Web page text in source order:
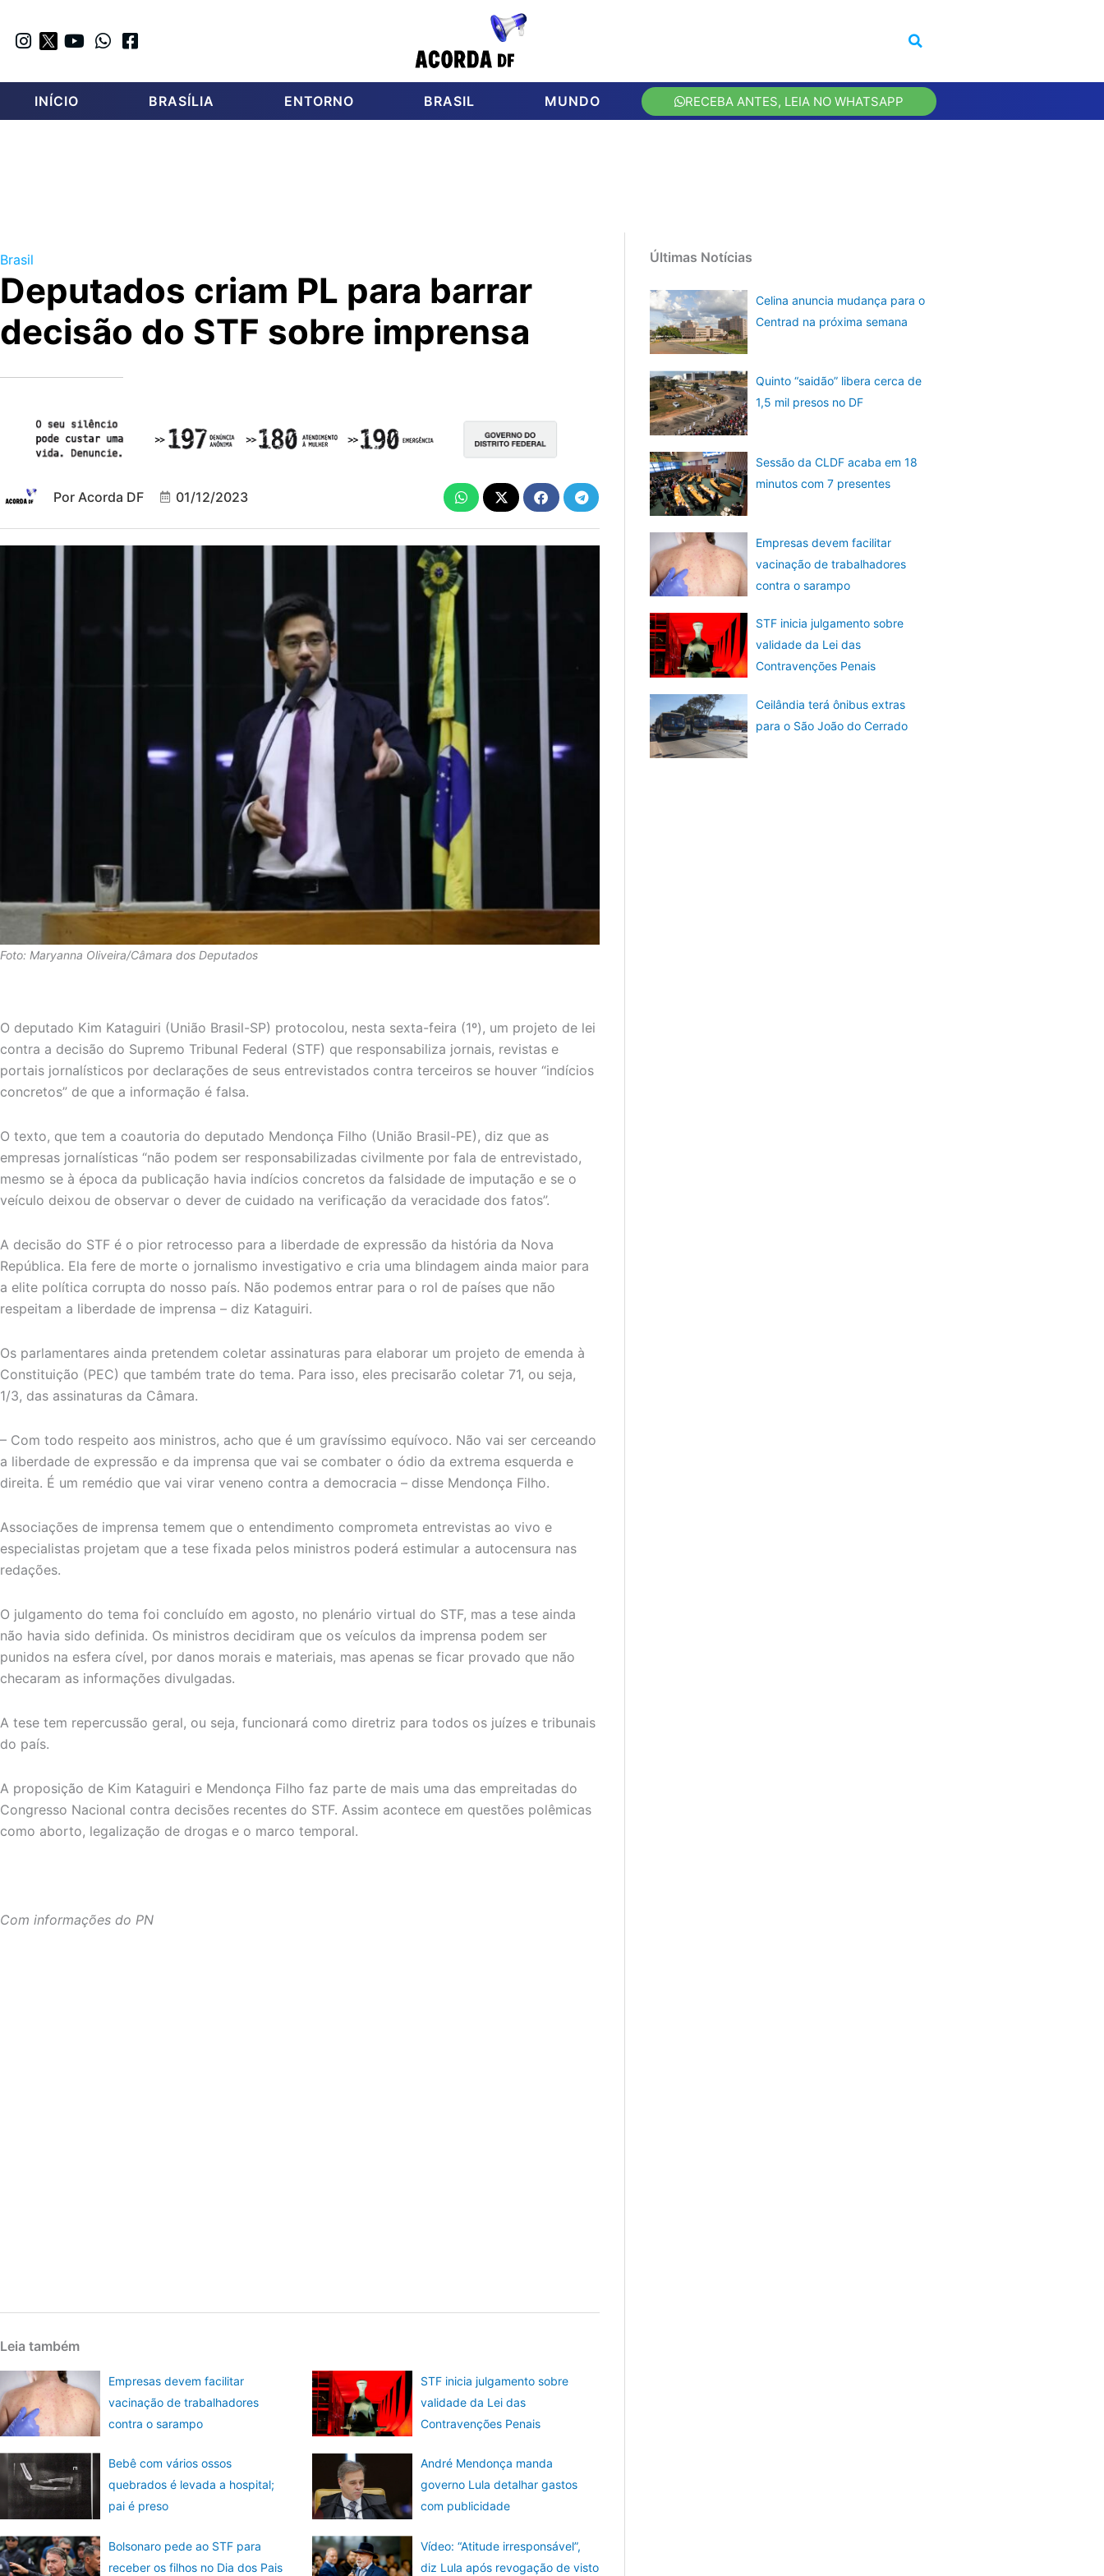
INÍCIO BRASÍLIA ENTORNO BRASIL MUNDO RECEBA ANTES, LEIA NO WHATSAPP
Brasil
Deputados criam PL para barrar
decisão do STF sobre imprensa
Por Acorda DF 01/12/2023
Foto: Maryanna Oliveira/Câmara dos Deputados
O deputado Kim Kataguiri (União Brasil-SP) protocolou, nesta sexta-feira (1º), um projeto de lei
contra a decisão do Supremo Tribunal Federal (STF) que responsabiliza jornais, revistas e
portais jornalísticos por declarações de seus entrevistados contra terceiros se houver “indícios
concretos” de que a informação é falsa.
O texto, que tem a coautoria do deputado Mendonça Filho (União Brasil-PE), diz que as
empresas jornalísticas “não podem ser responsabilizadas civilmente por fala de entrevistado,
mesmo se à época da publicação havia indícios concretos da falsidade de imputação e se o
veículo deixou de observar o dever de cuidado na verificação da veracidade dos fatos”.
A decisão do STF é o pior retrocesso para a liberdade de expressão da história da Nova
República. Ela fere de morte o jornalismo investigativo e cria uma blindagem ainda maior para
a elite política corrupta do nosso país. Não podemos entrar para o rol de países que não
respeitam a liberdade de imprensa – diz Kataguiri.
Os parlamentares ainda pretendem coletar assinaturas para elaborar um projeto de emenda à
Constituição (PEC) que também trate do tema. Para isso, eles precisarão coletar 71, ou seja,
1/3, das assinaturas da Câmara.
– Com todo respeito aos ministros, acho que é um gravíssimo equívoco. Não vai ser cerceando
a liberdade de expressão e da imprensa que vai se combater o ódio da extrema esquerda e
direita. É um remédio que vai virar veneno contra a democracia – disse Mendonça Filho.
Associações de imprensa temem que o entendimento comprometa entrevistas ao vivo e
especialistas projetam que a tese fixada pelos ministros poderá estimular a autocensura nas
redações.
O julgamento do tema foi concluído em agosto, no plenário virtual do STF, mas a tese ainda
não havia sido definida. Os ministros decidiram que os veículos da imprensa podem ser
punidos na esfera cível, por danos morais e materiais, mas apenas se ficar provado que não
checaram as informações divulgadas.
A tese tem repercussão geral, ou seja, funcionará como diretriz para todos os juízes e tribunais
do país.
A proposição de Kim Kataguiri e Mendonça Filho faz parte de mais uma das empreitadas do
Congresso Nacional contra decisões recentes do STF. Assim acontece em questões polêmicas
como aborto, legalização de drogas e o marco temporal.
Com informações do PN
Leia também
Empresas devem facilitar
vacinação de trabalhadores
contra o sarampo
STF inicia julgamento sobre
validade da Lei das
Contravenções Penais
Bebê com vários ossos
quebrados é levada a hospital;
pai é preso
André Mendonça manda
governo Lula detalhar gastos
com publicidade
Bolsonaro pede ao STF para
receber os filhos no Dia dos Pais
Vídeo: “Atitude irresponsável”,
diz Lula após revogação de visto
Últimas Notícias
Celina anuncia mudança para o
Centrad na próxima semana
Quinto “saidão” libera cerca de
1,5 mil presos no DF
Sessão da CLDF acaba em 18
minutos com 7 presentes
Empresas devem facilitar
vacinação de trabalhadores
contra o sarampo
STF inicia julgamento sobre
validade da Lei das
Contravenções Penais
Ceilândia terá ônibus extras
para o São João do Cerrado